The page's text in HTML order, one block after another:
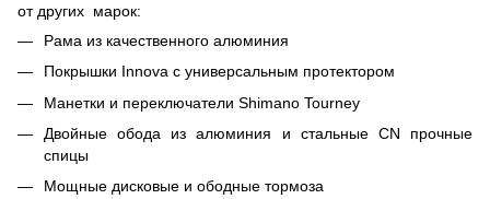
от других марок:
Рама из качественного алюминия
Покрышки Innova с универсальным протектором
Манетки и переключатели Shimano Tourney
Двойные обода из алюминия и стальные CN прочные
спицы
Мощные дисковые и ободные тормоза